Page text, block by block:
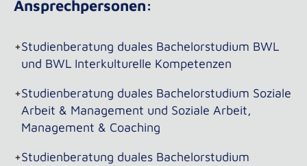
Ansprechpersonen:
+Studienberatung duales Bachelorstudium BWL
und BWL Interkulturelle Kompetenzen
+Studienberatung duales Bachelorstudium Soziale
Arbeit & Management und Soziale Arbeit,
Management & Coaching
+Studienberatung duales Bachelorstudium